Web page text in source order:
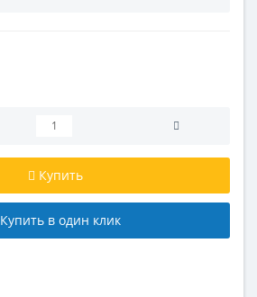
Купить
Купить в один клик